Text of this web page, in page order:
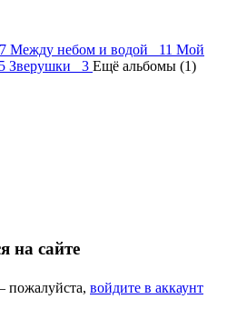
Между небом и водой 11 Мой
Зверушки 3 Ещё альбомы (1)
на сайте
пожалуйста, войдите в аккаунт